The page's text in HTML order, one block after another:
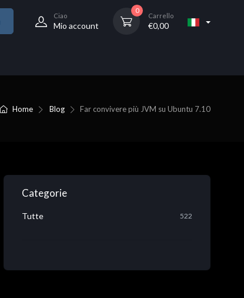
Ciao
Mio account
0
Carrello
€0,00
Home Blog Far convivere più JVM su Ubuntu 7.10
Categorie
Tutte 522